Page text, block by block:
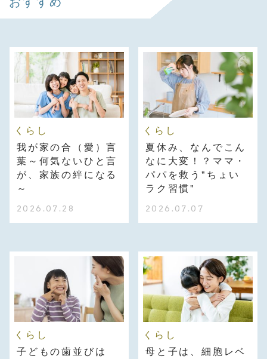
くらし
我が家の合（愛）言
葉～何気ないひと言
が、家族の絆になる
～
2026.07.28
くらし
夏休み、なんでこん
なに大変！？ママ・
パパを救う"ちょい
ラク習慣"
2026.07.07
くらし
子どもの歯並びは
くらし
母と子は、細胞レベ